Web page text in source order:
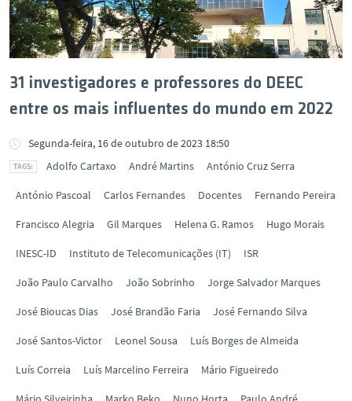
31 investigadores e professores do DEEC
entre os mais influentes do mundo em 2022
Segunda-feira, 16 de outubro de 2023 18:50
Adolfo Cartaxo
André Martins António Cruz Serra
António Pascoal Carlos Fernandes Docentes Fernando Pereira
Francisco Alegria Gil Marques Helena G. Ramos Hugo Morais
INESC-ID Instituto de Telecomunicações (IT) ISR
João Paulo Carvalho João Sobrinho Jorge Salvador Marques
José Bioucas Dias José Brandão Faria José Fernando Silva
José Santos-Victor Leonel Sousa Luís Borges de Almeida
Luís Correia Luís Marcelino Ferreira Mário Figueiredo